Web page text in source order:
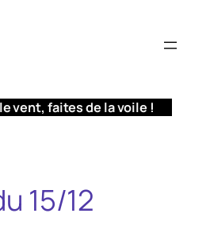
vent, faites de la voile !
15/12